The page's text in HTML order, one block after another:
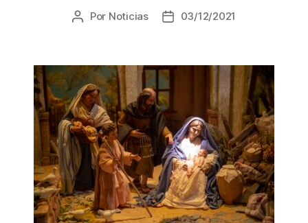
Por Noticias 03/12/2021